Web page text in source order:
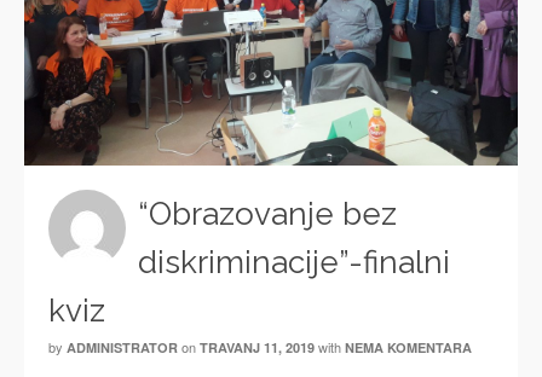
“Obrazovanje bez
diskriminacije”-finalni
kviz
by ADMINISTRATOR on TRAVANJ 11, 2019 with NEMA KOMENTARA